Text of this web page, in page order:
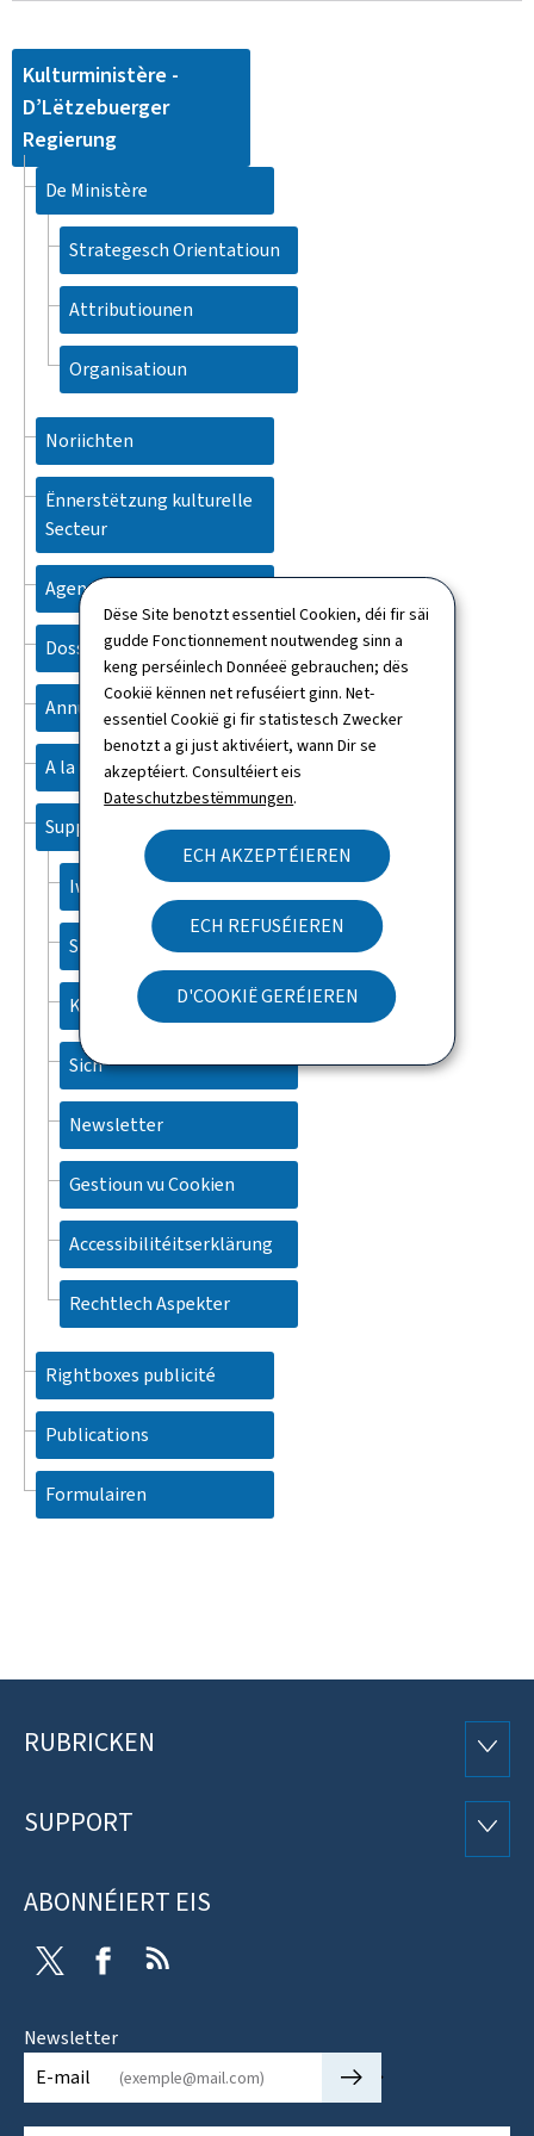
Dëse Site benotzt essentiel Cookien, déi fir säi
gudde Fonctionnement noutwendeg sinn a
keng perséinlech Donnéeë gebrauchen; dës
Cookië kënnen net refuséiert ginn. Net-
essentiel Cookië gi fir statistesch Zwecker
benotzt a gi just aktivéiert, wann Dir se
akzeptéiert. Consultéiert eis
Dateschutzbestëmmungen.
ECH AKZEPTÉIEREN
ECH REFUSÉIEREN
D'COOKIË GERÉIEREN
Kulturministère -
D’Lëtzebuerger
Regierung
De Ministère
Strategesch Orientatioun
Attributiounen
Organisatioun
Noriichten
Ënnerstëtzung kulturelle
Secteur
Agenda
Dossieren
Annuaire
A la une
Support
Iwwert dës Websäit
Sitemap
Kontakt
Sich
Newsletter
Gestioun vu Cookien
Accessibilitéitserklärung
Rechtlech Aspekter
Rightboxes publicité
Publications
Formulairen
Fousszeil
RUBRICKEN
SUPPORT
ABONNÉIERT EIS
Twitter Facebook
Newsletter
E-mail
🡒